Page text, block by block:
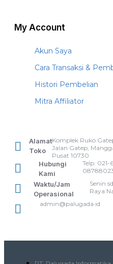
My Account
Akun Saya
Cara Transaksi &
Histori Pembelian
Mitra Affiliator
Alamat
Toko
Komplek Ruko
Jalan Gatep,
Pusat 10730
Hubungi
Kami
Telp: 021-
Waktu/Jam
Operasional
Senin
Raya
admin@palugada.id